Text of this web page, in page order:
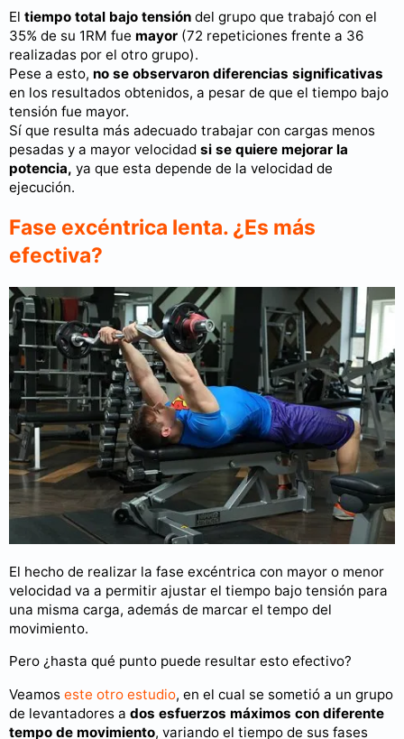
El tiempo total bajo tensión del grupo que trabajó con el
35% de su 1RM fue mayor (72 repeticiones frente a 36
realizadas por el otro grupo).
Pese a esto, no se observaron diferencias significativas
en los resultados obtenidos, a pesar de que el tiempo bajo
tensión fue mayor.
Sí que resulta más adecuado trabajar con cargas menos
pesadas y a mayor velocidad si se quiere mejorar la
potencia, ya que esta depende de la velocidad de
ejecución.
Fase excéntrica lenta. ¿Es más
efectiva?
El hecho de realizar la fase excéntrica con mayor o menor
velocidad va a permitir ajustar el tiempo bajo tensión para
una misma carga, además de marcar el tempo del
movimiento.
Pero ¿hasta qué punto puede resultar esto efectivo?
Veamos este otro estudio, en el cual se sometió a un grupo
de levantadores a dos esfuerzos máximos con diferente
tempo de movimiento, variando el tiempo de sus fases